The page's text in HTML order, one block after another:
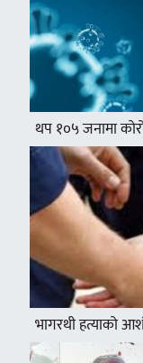
थप १०५ जनामा
भागरथी हत्याको